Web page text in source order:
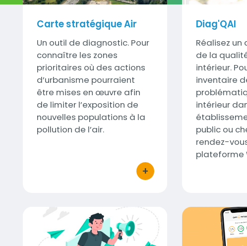
Carte stratégique Air
Sous-
titre
Un outil de diagnostic. Pour
connaître les zones
prioritaires où des actions
d’urbanisme pourraient
être mises en œuvre afin
de limiter l’exposition de
nouvelles populations à la
pollution de l’air.
+
bouton d'actions
Diag'QAI
Sous-
titre
Réalisez
de la
intérieur.
inventaire
intérieur
public ou
rendez-
plateforme
Bulletin quotidien d'information Captothèque